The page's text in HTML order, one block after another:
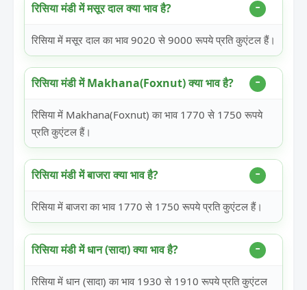
रिसिया मंडी में मसूर दाल क्या भाव है?
रिसिया में मसूर दाल का भाव 9020 से 9000 रूपये प्रति कुएंटल हैं।
रिसिया मंडी में Makhana(Foxnut) क्या भाव है?
रिसिया में Makhana(Foxnut) का भाव 1770 से 1750 रूपये
प्रति कुएंटल हैं।
रिसिया मंडी में बाजरा क्या भाव है?
रिसिया में बाजरा का भाव 1770 से 1750 रूपये प्रति कुएंटल हैं।
रिसिया मंडी में धान (सादा) क्या भाव है?
रिसिया में धान (सादा) का भाव 1930 से 1910 रूपये प्रति कुएंटल